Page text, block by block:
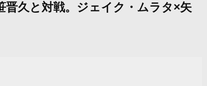
久と対戦。ジェイク・ムラタ×矢